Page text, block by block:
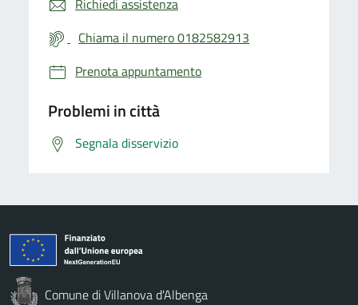
Chiama il numero 0182582913
Prenota appuntamento
Problemi in città
Segnala disservizio
Comune di Villanova d'Albenga